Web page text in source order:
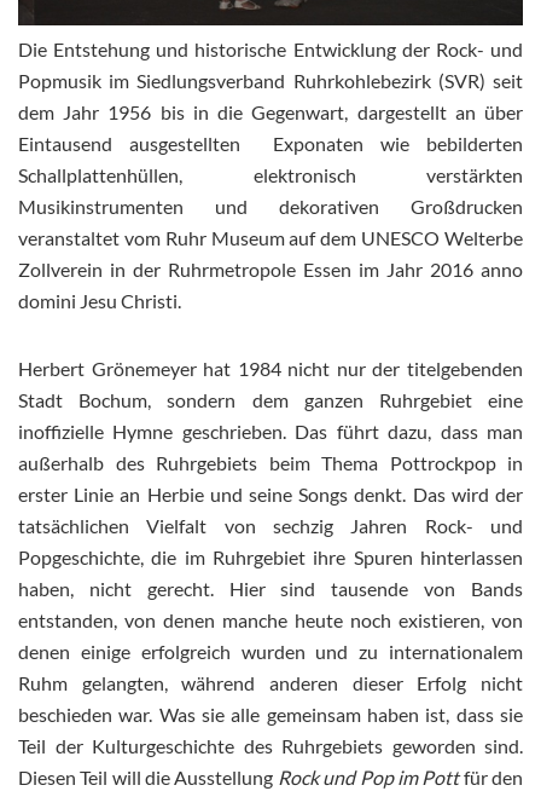
Die Entstehung und historische Entwicklung der Rock- und
Popmusik im Siedlungsverband Ruhrkohlebezirk (SVR) seit
dem Jahr 1956 bis in die Gegenwart, dargestellt an über
Eintausend ausgestellten Exponaten wie bebilderten
Schallplattenhüllen, elektronisch verstärkten
Musikinstrumenten und dekorativen Großdrucken
veranstaltet vom Ruhr Museum auf dem UNESCO Welterbe
Zollverein in der Ruhrmetropole Essen im Jahr 2016 anno
domini Jesu Christi.
Herbert Grönemeyer hat 1984 nicht nur der titelgebenden
Stadt Bochum, sondern dem ganzen Ruhrgebiet eine
inoffizielle Hymne geschrieben. Das führt dazu, dass man
außerhalb des Ruhrgebiets beim Thema Pottrockpop in
erster Linie an Herbie und seine Songs denkt. Das wird der
tatsächlichen Vielfalt von sechzig Jahren Rock- und
Popgeschichte, die im Ruhrgebiet ihre Spuren hinterlassen
haben, nicht gerecht. Hier sind tausende von Bands
entstanden, von denen manche heute noch existieren, von
denen einige erfolgreich wurden und zu internationalem
Ruhm gelangten, während anderen dieser Erfolg nicht
beschieden war. Was sie alle gemeinsam haben ist, dass sie
Teil der Kulturgeschichte des Ruhrgebiets geworden sind.
Diesen Teil will die Ausstellung Rock und Pop im Pottfür den